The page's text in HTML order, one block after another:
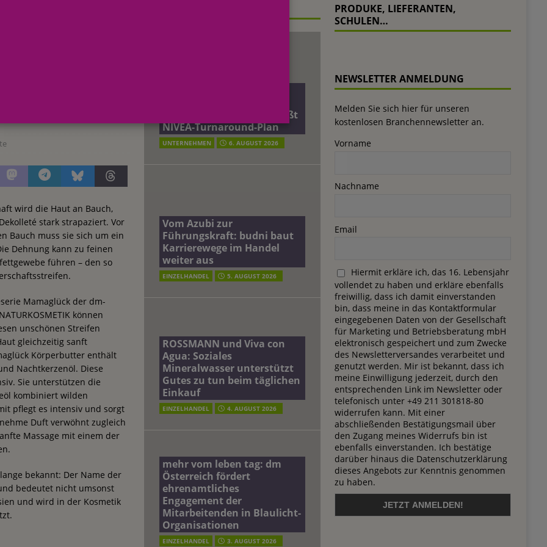
Unternehmen gehört weltweit zu den Pionieren bei der
Konzern passt Prognose an und beschließt NIVEA-Turnaround-Plan
Mamaglück – Pflege während
Mamaglück
der
wird die Haut an Bauch,
stark strapaziert. Vor
Bauch muss sie sich um ein
Dehnung kann zu feinen
führen – den so
Mamaglück der dm-
können
unschönen Streifen
gleichzeitig sanft
Körperbutter enthält
Nachtkerzenöl. Diese
Sie unterstützen die
kombiniert wilden
pflegt es intensiv und sorgt
Duft verwöhnt zugleich
Massage mit einem der
bekannt: Der Name der
bedeutet nicht umsonst
und wird in der Kosmetik
Prognose an und beschließt
NIVEA-Turnaround-Plan
UNTERNEHMEN 6. AUGUST 2026
Vom Azubi zur
Führungskraft: budni baut
Karrierewege im Handel
weiter aus
EINZELHANDEL 5. AUGUST 2026
ROSSMANN und Viva con
Agua: Soziales
Mineralwasser unterstützt
Gutes zu tun beim täglichen
Einkauf
EINZELHANDEL 4. AUGUST 2026
mehr vom leben tag: dm
Österreich fördert
ehrenamtliches
Engagement der
Mitarbeitenden in Blaulicht-
Organisationen
EINZELHANDEL 3. AUGUST 2026
PRODUKE, LIEFERANTEN,
SCHULEN…
NEWSLETTER ANMELDUNG
Melden Sie sich hier für unseren
kostenlosen Branchennewsletter an.
Vorname
Nachname
Email
Hiermit erkläre ich, das 16. Lebensjahr
vollendet zu haben und erkläre ebenfalls
freiwillig, dass ich damit einverstanden
bin, dass meine in das Kontaktformular
eingegebenen Daten von der Gesellschaft
für Marketing und Betriebsberatung mbH
elektronisch gespeichert und zum Zwecke
des Newsletterversandes verarbeitet und
genutzt werden. Mir ist bekannt, dass ich
meine Einwilligung jederzeit, durch den
entsprechenden Link im Newsletter oder
telefonisch unter +49 211 301818-80
widerrufen kann. Mit einer
abschließenden Bestätigungsmail über
den Zugang meines Widerrufs bin ist
ebenfalls einverstanden. Ich bestätige
darüber hinaus die Datenschutzerklärung
dieses Angebots zur Kenntnis genommen
zu haben.